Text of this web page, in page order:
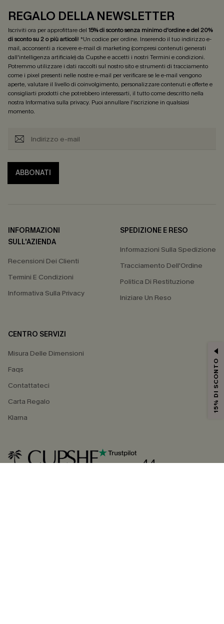
REGALO DELLA NEWSLETTER
Iscriviti ora per approfittare del 15% di sconto senza minimo d'ordine e del 20%
di sconto su 2 o più articoli! *Un codice per ordine. Inserendo il tuo indirizzo e-
mail, acconsenti a ricevere e-mail di marketing (compresi contenuti generati
dall'intelligenza artificiale) da Cupshe e accetti i nostri Termini e condizioni.
Potremmo utilizzare i dati raccolti sul nostro sito e strumenti di tracciamento
come i pixel presenti nelle nostre e-mail per verificare se le e-mail vengono
aperte, valutare il livello di coinvolgimento, personalizzare contenuti e offerte e
consigliarti prodotti che potrebbero interessarti, il tutto come descritto nella
nostra Informativa sulla privacy. Puoi annullare l'iscrizione in qualsiasi
momento.
ABBONATI
INFORMAZIONI
SULL'AZIENDA
Recensioni Dei Clienti
Termini E Condizioni
Informativa Sulla Privacy
SPEDIZIONE E RESO
Informazioni Sulla Spedizione
Tracciamento Dell'Ordine
Politica Di Restituzione
Iniziare Un Reso
CENTRO SERVIZI
Misura Delle Dimensioni
Faqs
Contattateci
Carta Regalo
Klarna
4.4
15% DI SCONTO